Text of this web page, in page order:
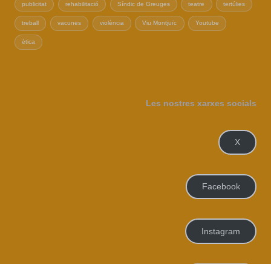
publicitat rehabilitació Síndic de Greuges teatre tertúlies
treball vacunes violència Viu Montjuïc Youtube
ètica
Les nostres xarxes socials
X
Facebook
Instagram